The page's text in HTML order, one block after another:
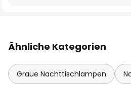
Ähnliche Kategorien
Graue Nachttischlampen